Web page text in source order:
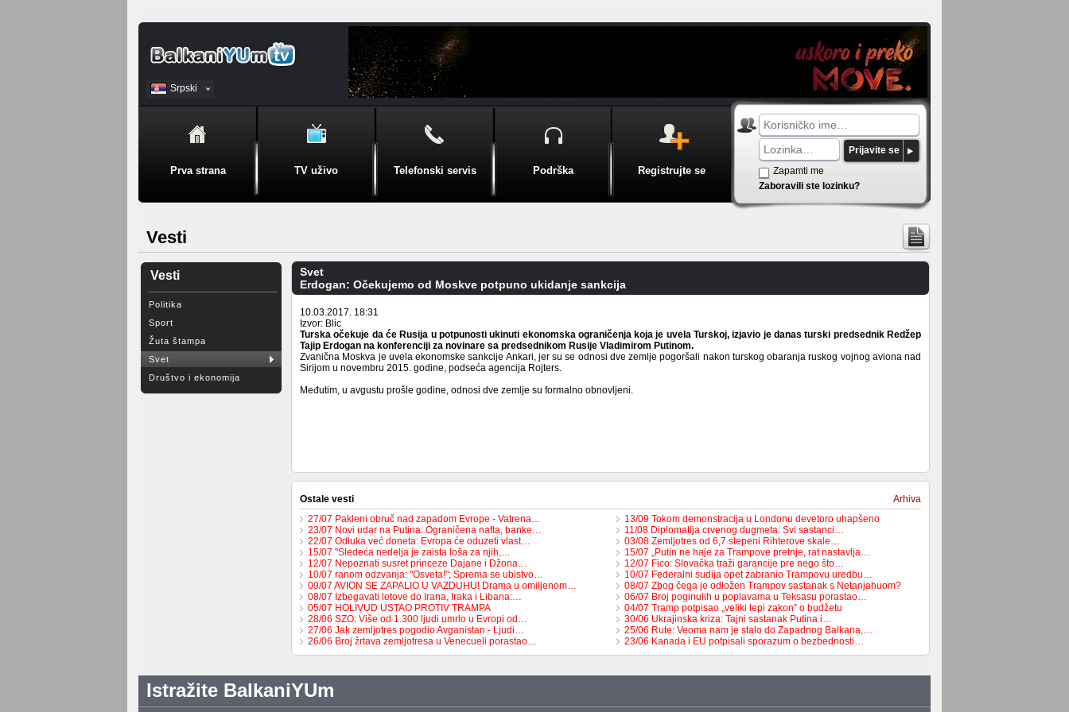
Srpski
BiH
Prva strana TV uživo Telefonski servis Podrška Registrujte se
Prijavite se
Zapamti me
Zaboravili ste lozinku?
Vesti
Vesti
Politika
Sport
Žuta štampa
Svet
Društvo i ekonomija
Svet
Erdogan: Očekujemo od Moskve potpuno ukidanje sankcija
10.03.2017. 18:31
Izvor: Blic
Turska očekuje da će Rusija u potpunosti ukinuti ekonomska ograničenja koja je uvela Turskoj, izjavio je danas turski predsednik Redžep
Tajip Erdogan na konferenciji za novinare sa predsednikom Rusije Vladimirom Putinom.
Zvanična Moskva je uvela ekonomske sankcije Ankari, jer su se odnosi dve zemlje pogoršali nakon turskog obaranja ruskog vojnog aviona nad
Sirijom u novembru 2015. godine, podseća agencija Rojters.
Međutim, u avgustu prošle godine, odnosi dve zemlje su formalno obnovljeni.
Ostale vesti
Arhiva
27/07 Pakleni obruč nad zapadom Evrope - Vatrena…
23/07 Novi udar na Putina: Ograničena nafta, banke…
22/07 Odluka već doneta: Evropa će oduzeti vlast…
15/07 "Sledeća nedelja je zaista loša za njih,…
12/07 Nepoznati susret princeze Dajane i Džona…
10/07 ranom odzvanja: "Osveta!"; Sprema se ubistvo…
09/07 AVION SE ZAPALIO U VAZDUHU! Drama u omiljenom…
08/07 Izbegavati letove do Irana, Iraka i Libana:…
05/07 HOLIVUD USTAO PROTIV TRAMPA
28/06 SZO: Više od 1.300 ljudi umrlo u Evropi od…
27/06 Jak zemljotres pogodio Avganistan - Ljudi…
26/06 Broj žrtava zemljotresa u Venecueli porastao…
13/09 Tokom demonstracija u Londonu devetoro uhapšeno
11/08 Diplomatija crvenog dugmeta: Svi sastanci…
03/08 Zemljotres od 6,7 stepeni Rihterove skale…
15/07 „Putin ne haje za Trampove pretnje, rat nastavlja…
12/07 Fico: Slovačka traži garancije pre nego što…
10/07 Federalni sudija opet zabranio Trampovu uredbu…
08/07 Zbog čega je odložen Trampov sastanak s Netanjahuom?
06/07 Broj poginulih u poplavama u Teksasu porastao…
04/07 Tramp potpisao „veliki lepi zakon” o budžetu
30/06 Ukrajinska kriza: Tajni sastanak Putina i…
25/06 Rute: Veoma nam je stalo do Zapadnog Balkana,…
23/06 Kanada i EU potpisali sporazum o bezbednosti…
Istražite BalkaniYUm